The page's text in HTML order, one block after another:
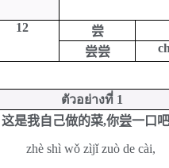
12
尝
尝尝
ตัวอย่างที่ 1
这是我自己做的菜,你尝一口
zhè shì wǒ zìjǐ zuò de cài,